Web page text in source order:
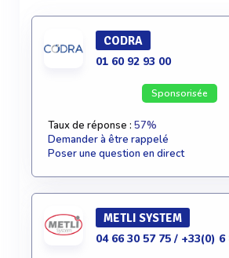
CODRA
01 60 92 93 00
Sponsorisée
Taux de réponse : 57%
Demander à être rappelé
Poser une question en direct
METLI SYSTEM
04 66 30 57 75 / +33(0) 6